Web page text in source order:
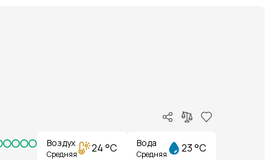
Воздух
Средняя 24 °C Вода
Средняя 23 °C